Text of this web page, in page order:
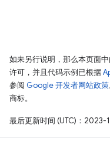
如未另行说明，那么本页面
许可，并且代码示例已根据
参阅 Google 开发者网站政策
商标。
最后更新时间 (UTC)：2023-